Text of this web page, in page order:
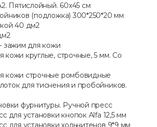
Пятислойный. 60х45 см
(подложка) 300*250*20 мм
40 дм2
зажим для кожи
кожи круглые, строчные, 5 мм. Со
кожи строчные ромбовидные
для тиснения и пробойников.
фурнитуры. Ручной пресс
для установки кнопок Alfa 12,5 мм
для установки хольнитенов 9*9 мм